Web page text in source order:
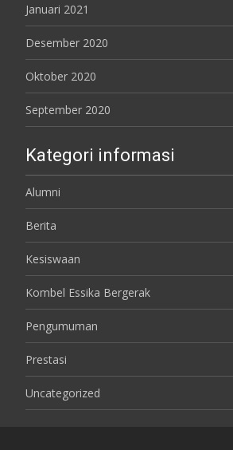
Januari 2021
Desember 2020
Oktober 2020
September 2020
Kategori informasi
Alumni
Berita
Kesiswaan
Kombel Essika Bergerak
Pengumuman
Prestasi
Uncategorized